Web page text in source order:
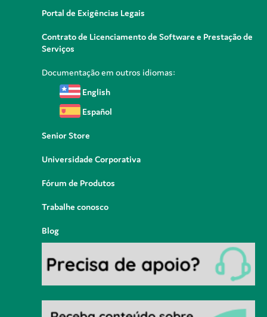
Portal de Exigências Legais
Contrato de Licenciamento de Software e Prestação de
Serviços
Documentação em outros idiomas:
English
Español
Senior Store
Universidade Corporativa
Fórum de Produtos
Trabalhe conosco
Blog